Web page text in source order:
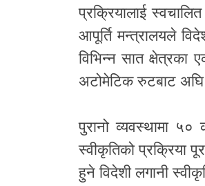
प्रक्रियालाई
आपूर्ति मन्त्रालयले
विभिन्न सात क्षेत्रका
अटोमेटिक रुटबाट अघि
पुरानो व्यवस्थामा ५०
स्वीकृतिको प्रक्रिया
हुने विदेशी लगानी